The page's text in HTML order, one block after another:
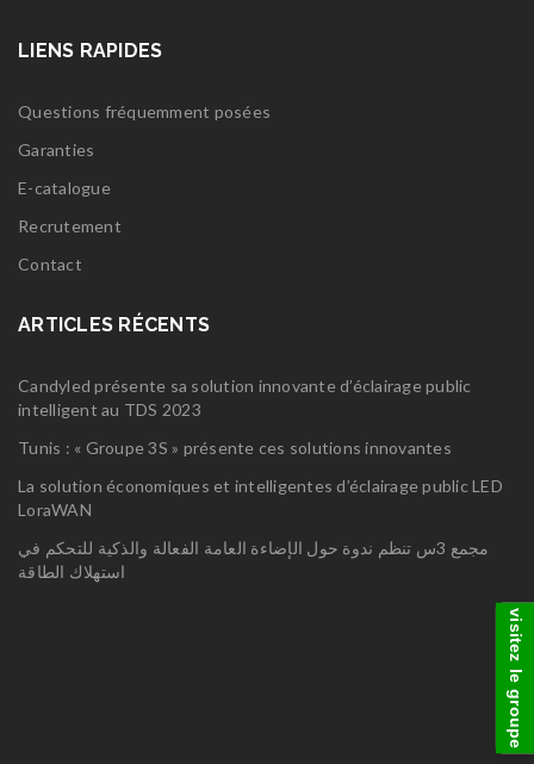
LIENS RAPIDES
Questions fréquemment posées
Garanties
E-catalogue
Recrutement
Contact
ARTICLES RÉCENTS
Candyled présente sa solution innovante d’éclairage public
intelligent au TDS 2023
Tunis : « Groupe 3S » présente ces solutions innovantes
La solution économiques et intelligentes d’éclairage public LED
LoraWAN
مجمع 3س تنظم ندوة حول الإضاءة العامة الفعالة والذكية للتحكم في
استهلاك الطاقة
visitez le groupe